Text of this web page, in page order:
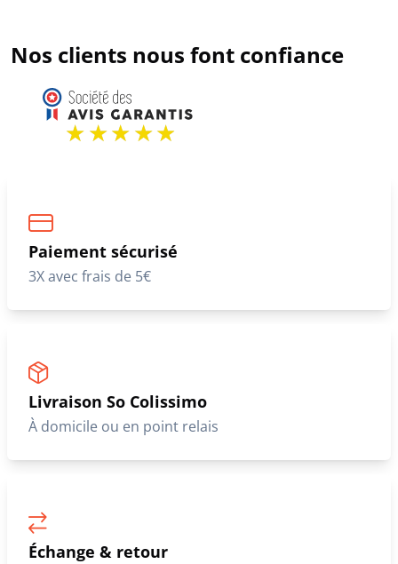
Nos clients nous font confiance
Paiement sécurisé
3X avec frais de 5€
Livraison So Colissimo
À domicile ou en point relais
Échange & retour